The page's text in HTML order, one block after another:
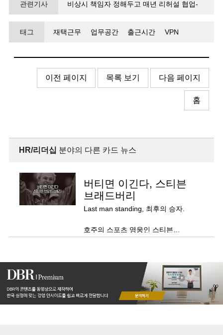
관련기사
비상시 책임자 정해두고 매년 리허설 협업-
태그
재택근무 업무공간 출근시간
VPN
이전 페이지 목록 보기 다음 페이지
홈
HR/리더십 분야의 다른 카드 뉴스
버티면 이긴다, 스티븐
브래드버리
Last man standing, 최후의 승자.
호주의 스포츠 영웅인 스티븐
2019년에는 같은 제목으로 영화화가
결정되어 한창 제작 중이다.